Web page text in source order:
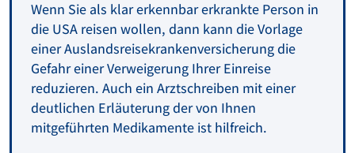
Wenn Sie als klar erkennbar erkrankte Person in
die USA reisen wollen, dann kann die Vorlage
einer Auslandsreisekrankenversicherung die
Gefahr einer Verweigerung Ihrer Einreise
reduzieren. Auch ein Arztschreiben mit einer
deutlichen Erläuterung der von Ihnen
mitgeführten Medikamente ist hilfreich.